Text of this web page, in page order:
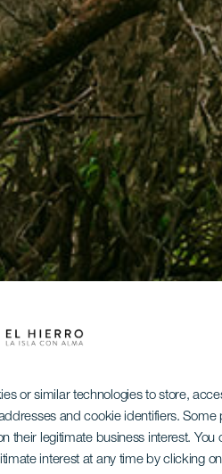
or similar technologies to store,
and cookie identifiers. Some
their legitimate business interest. You
interest at any time by clicking